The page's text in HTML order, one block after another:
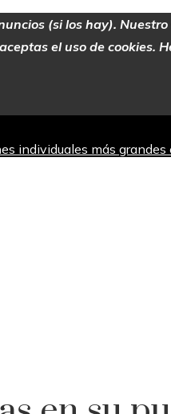
(si los hay).
el uso de cookies.
individuales más